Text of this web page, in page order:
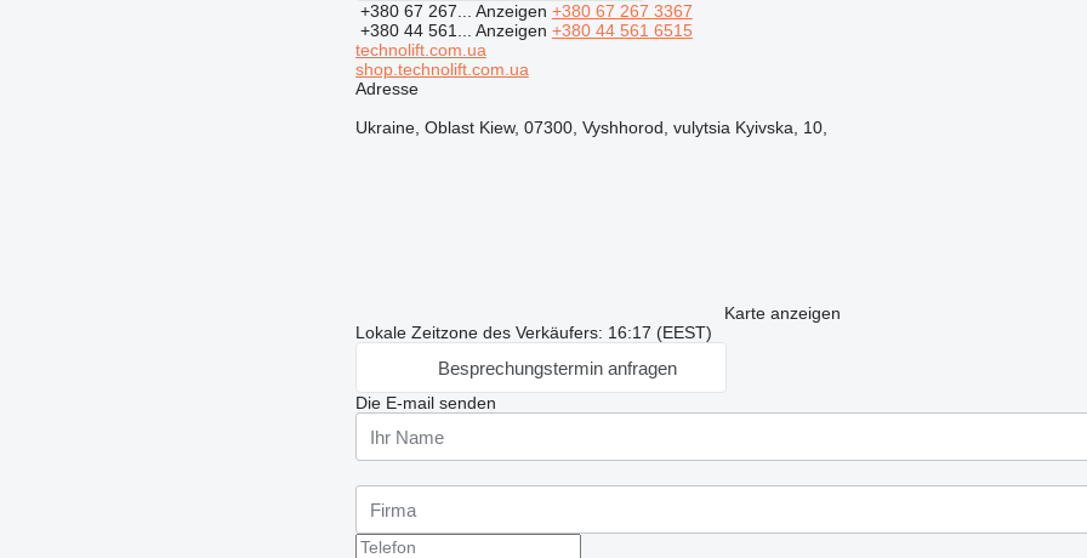
+380 67 267... Anzeigen +380 67 267 3367
+380 44 561... Anzeigen +380 44 561 6515
technolift.com.ua
shop.technolift.com.ua
Adresse
Ukraine, Oblast Kiew, 07300, Vyshhorod, vulytsia Kyivska, 10,
Karte anzeigen
Lokale Zeitzone des Verkäufers: 16:17 (EEST)
Besprechungstermin anfragen
Die E-mail senden